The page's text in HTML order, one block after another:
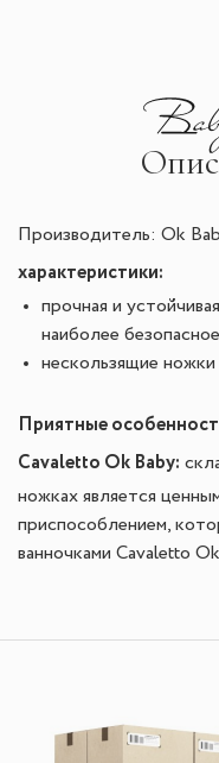
Производитель: Ok
характеристики:
прочная и
наиболее
нескользящие ножки
Приятные
Cavaletto Ok Baby:
ножках является
приспособлением,
ванночками Cavaletto